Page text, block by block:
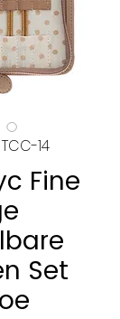
14
Fine
Set